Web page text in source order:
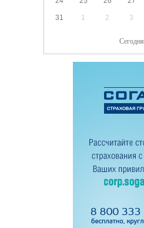
31 1 2 3
Сегодня